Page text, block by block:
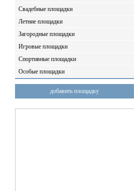
Свадебные площадки
Летние площадки
Загородные площадки
Игровые площадки
Спортивные площадки
Особые площадки
добавить площадку